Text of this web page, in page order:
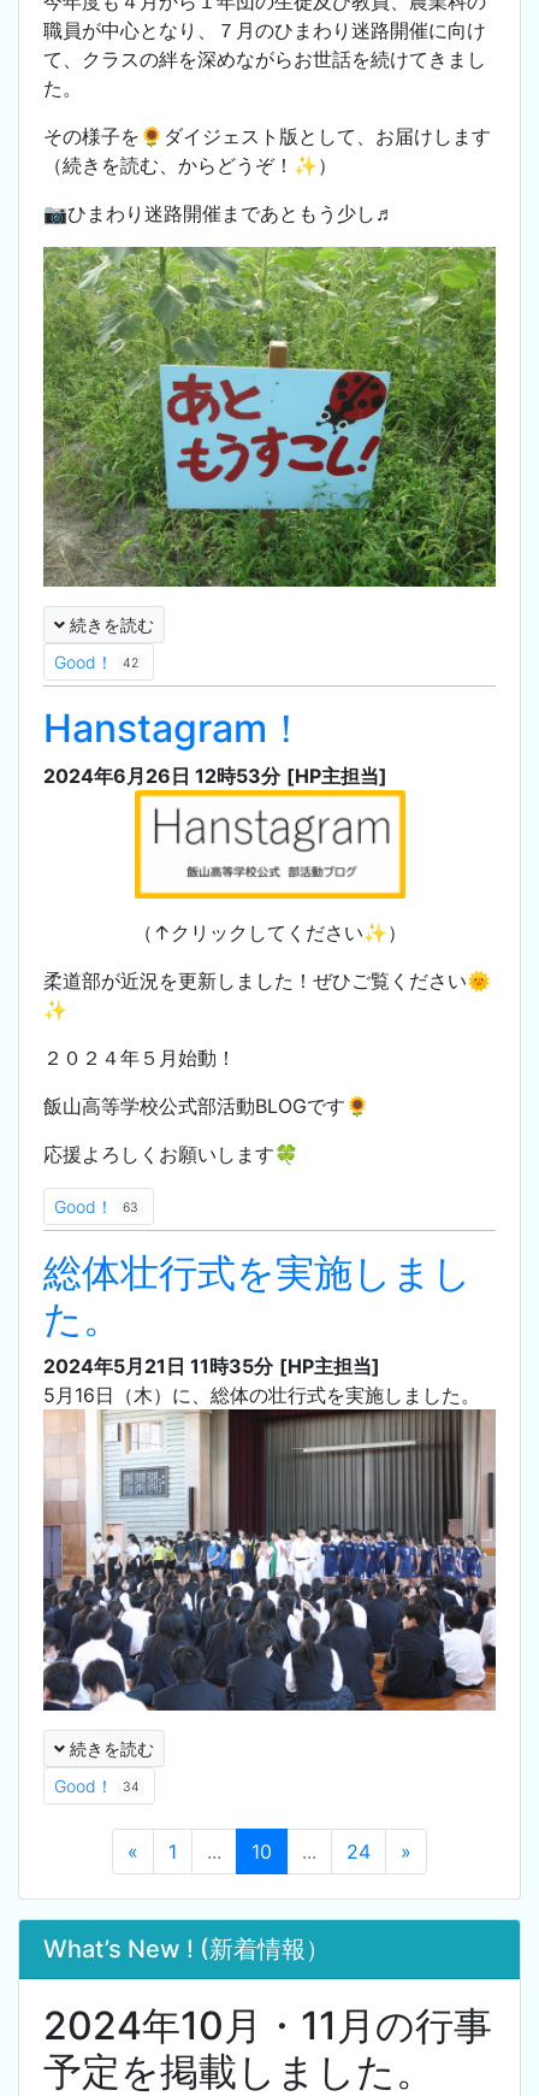
職員が中心となり、７月のひまわり迷路開催に向け
て、クラスの絆を深めながらお世話を続けてきまし
た。
その様子を🌻ダイジェスト版として、お届けします
（続きを読む、からどうぞ！✨）
📷ひまわり迷路開催まであともう少し♬
続きを読む
Good！
42
Hanstagram！
2024年6月26日 12時53分 [HP主担当]
（↑クリックしてください✨）
柔道部が近況を更新しました！ぜひご覧ください🌞
✨
２０２４年５月始動！
飯山高等学校公式部活動BLOGです🌻
応援よろしくお願いします🍀
Good！ 63
総体壮行式を実施しまし
た。
2024年5月21日 11時35分 [HP主担当]
5月16日（木）に、総体の壮行式を実施しました。
続きを読む
Good！
34
« 1 ... 10 ... 24 »
What’s New ! (新着情報）
2024年10月・11月の行事
予定を掲載しました。